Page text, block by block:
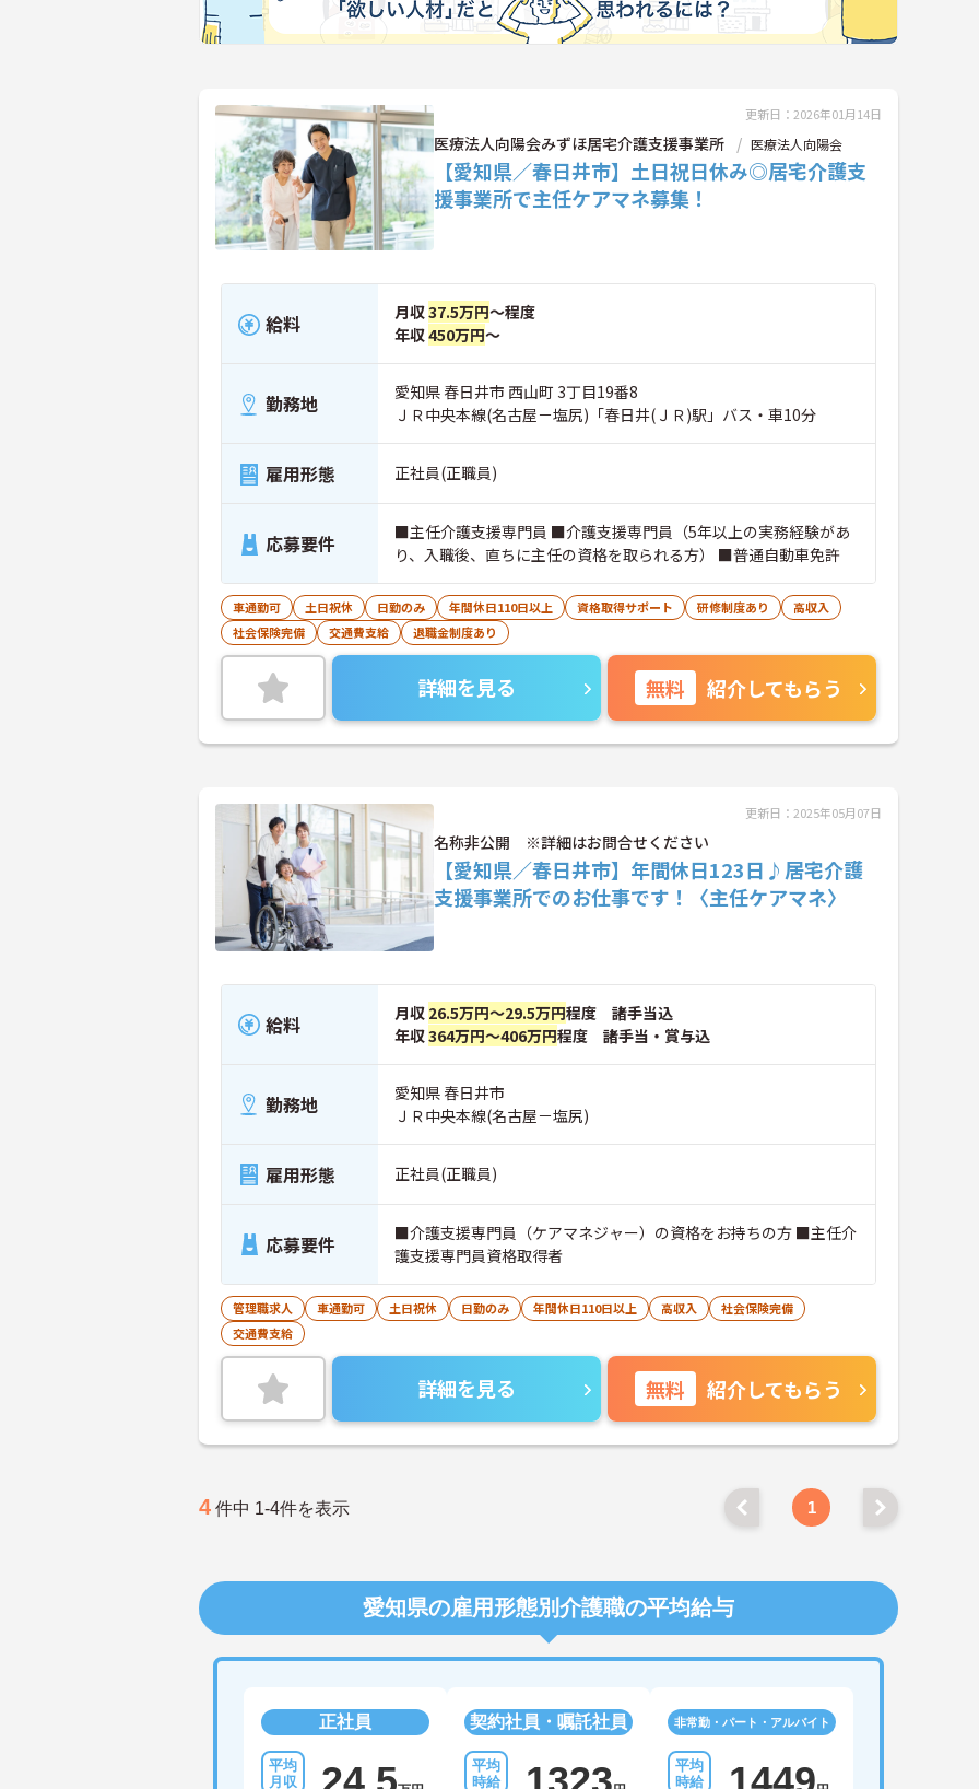
更新日：2026年01月14日
医療法人向陽会みずほ居宅介護支援事業所 医療法人向陽会
【愛知県／春日井市】土日祝日休み◎居宅介護支
援事業所で主任ケアマネ募集！
給料 月収37.5万円～程度
年収450万円～
勤務地
愛知県 春日井市 西山町 3丁目19番8
ＪＲ中央本線(名古屋－塩尻)「春日井(ＪＲ)駅」バス・車10分
雇用形態 正社員(正職員)
応募要件
■主任介護支援専門員 ■介護支援専門員（5年以上の実務経験があ
り、入職後、直ちに主任の資格を取られる方） ■普通自動車免許
車通勤可 土日祝休 日勤のみ 年間休日110日以上 資格取得サポート 研修制度あり
高収入
社会保険完備
交通費支給 退職金制度あり
詳細を見る 無料 紹介してもらう
更新日：2025年05月07日
名称非公開 ※詳細はお問合せください
【愛知県／春日井市】年間休日123日♪居宅介護
支援事業所でのお仕事です！〈主任ケアマネ〉
給料 月収 26.5万円～29.5万円程度 諸手当込
年収364万円～406万円程度 諸手当・賞与込
勤務地
愛知県 春日井市
ＪＲ中央本線(名古屋－塩尻)
雇用形態 正社員(正職員)
応募要件
■介護支援専門員（ケアマネジャー）の資格をお持ちの方 ■主任介
護支援専門員資格取得者
管理職求人 車通勤可 土日祝休 日勤のみ 年間休日110日以上 高収入
社会保険完備
交通費支給
詳細を見る 無料 紹介してもらう
4 件中 1-4件を表示 1
愛知県の雇用形態別介護職の平均給与
正社員 契約社員・嘱託社員 非常勤・パート・アルバイト